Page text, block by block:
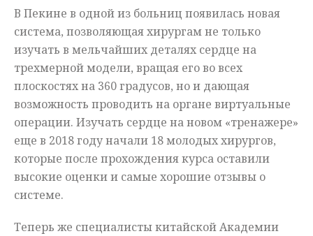
В Пекине в одной из больниц появилась новая
система, позволяющая хирургам не только
изучать в мельчайших деталях сердце на
трехмерной модели, вращая его во всех
плоскостях на 360 градусов, но и дающая
возможность проводить на органе виртуальные
операции. Изучать сердце на новом «тренажере»
еще в 2018 году начали 18 молодых хирургов,
которые после прохождения курса оставили
высокие оценки и самые хорошие отзывы о
системе.
Теперь же специалисты китайской Академии